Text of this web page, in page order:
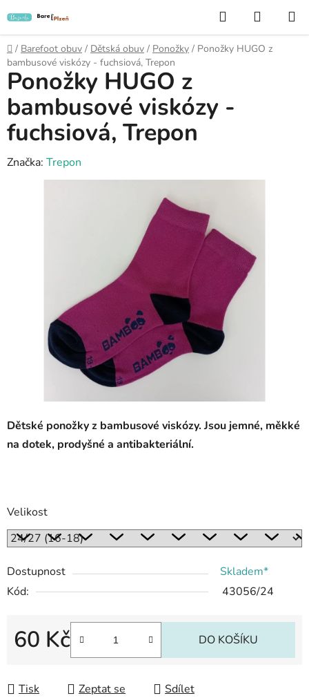
na
obsah
Hledat
KOŠÍK
Domů
/ Barefoot obuv / Dětská obuv / Ponožky / Ponožky HUGO z
bambusové viskózy - fuchsiová, Trepon
Dětské ponožky z bambusové viskózy. Jsou jemné, měkké
na dotek, prodyšné a antibakteriální.
Velikost
Dostupnost
Skladem*
Kód:
43056/24
60 Kč
Měrná cena:
DO KOŠÍKU
Tisk Zeptat se Sdílet
Ponožky HUGO z
bambusové viskózy -
fuchsiová, Trepon
Značka: Trepon